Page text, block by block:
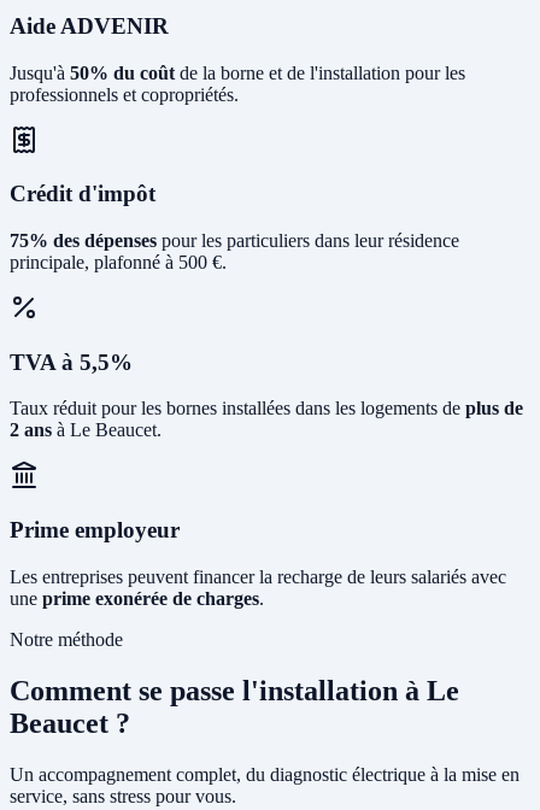
Aide ADVENIR
Jusqu'à 50% du coût de la borne et de l'installation pour les
professionnels et copropriétés.
Crédit d'impôt
75% des dépenses pour les particuliers dans leur résidence
principale, plafonné à 500 €.
TVA à 5,5%
Taux réduit pour les bornes installées dans les logements de plus de
2 ans à Le Beaucet.
Prime employeur
Les entreprises peuvent financer la recharge de leurs salariés avec
une prime exonérée de charges.
Notre méthode
Comment se passe l'installation à Le
Beaucet ?
Un accompagnement complet, du diagnostic électrique à la mise en
service, sans stress pour vous.